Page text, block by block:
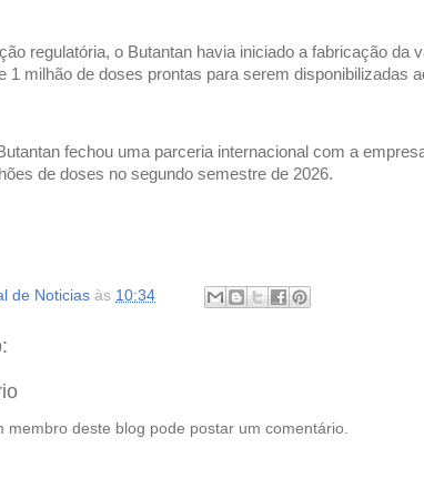
regulatória, o Butantan havia iniciado a fabricação da
1 milhão de doses prontas para serem disponibilizadas
fechou uma parceria internacional com a
de doses no segundo semestre de 2026.
de Noticias às 10:34
membro deste blog pode postar um comentário.